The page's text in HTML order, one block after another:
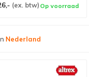
(ex. btw) Op voorraad
9,4/10